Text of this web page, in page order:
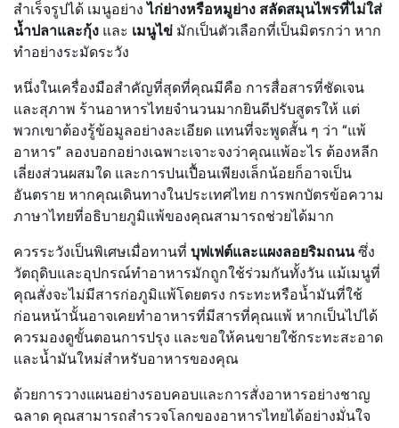
สำเร็จรูปได้ เมนูอย่างไก่ย่างหรือหมูย่าง สลัดสมุนไพรที่ไม่ใส่
น้ำปลาและกุ้ง และ เมนูไข่ มักเป็นตัวเลือกที่เป็นมิตรกว่า หาก
ทำอย่างระมัดระวัง
หนึ่งในเครื่องมือสำคัญที่สุดที่คุณมีคือ การสื่อสารที่ชัดเจน
และสุภาพ ร้านอาหารไทยจำนวนมากยินดีปรับสูตรให้ แต่
พวกเขาต้องรู้ข้อมูลอย่างละเอียด แทนที่จะพูดสั้น ๆ ว่า “แพ้
อาหาร” ลองบอกอย่างเฉพาะเจาะจงว่าคุณแพ้อะไร ต้องหลีก
เลี่ยงส่วนผสมใด และการปนเปื้อนเพียงเล็กน้อยก็อาจเป็น
อันตราย หากคุณเดินทางในประเทศไทย การพกบัตรข้อความ
ภาษาไทยที่อธิบายภูมิแพ้ของคุณสามารถช่วยได้มาก
ควรระวังเป็นพิเศษเมื่อทานที่ บุฟเฟต์และแผงลอยริมถนนซึ่ง
วัตถุดิบและอุปกรณ์ทำอาหารมักถูกใช้ร่วมกันทั้งวัน แม้เมนูที่
คุณสั่งจะไม่มีสารก่อภูมิแพ้โดยตรง กระทะหรือน้ำมันที่ใช้
ก่อนหน้านั้นอาจเคยทำอาหารที่มีสารที่คุณแพ้ หากเป็นไปได้
ควรมองดูขั้นตอนการปรุง และขอให้คนขายใช้กระทะสะอาด
และน้ำมันใหม่สำหรับอาหารของคุณ
ด้วยการวางแผนอย่างรอบคอบและการสั่งอาหารอย่างชาญ
ฉลาด คุณสามารถสำรวจโลกของอาหารไทยได้อย่างมั่นใจ